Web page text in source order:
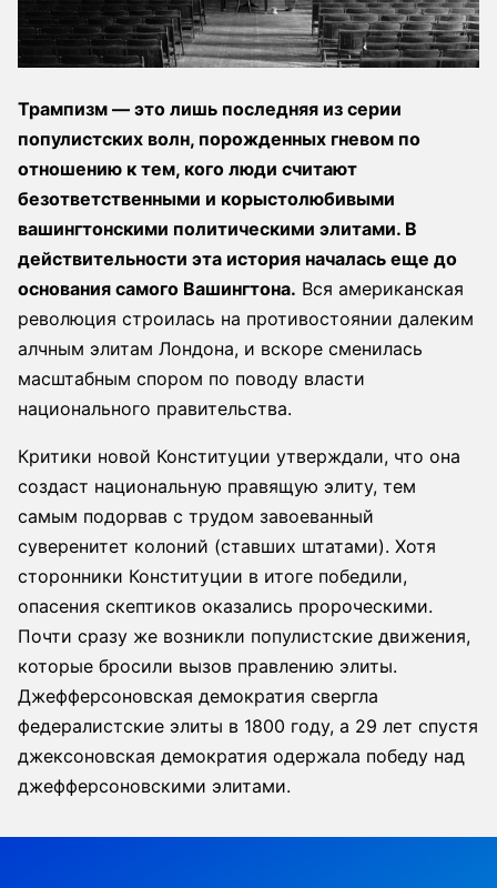
Трампизм — это лишь последняя из серии
популистских волн, порожденных гневом по
отношению к тем, кого люди считают
безответственными и корыстолюбивыми
вашингтонскими политическими элитами. В
действительности эта история началась еще до
основания самого Вашингтона. Вся американская
революция строилась на противостоянии далеким
алчным элитам Лондона, и вскоре сменилась
масштабным спором по поводу власти
национального правительства.
Критики новой Конституции утверждали, что она
создаст национальную правящую элиту, тем
самым подорвав с трудом завоеванный
суверенитет колоний (ставших штатами). Хотя
сторонники Конституции в итоге победили,
опасения скептиков оказались пророческими.
Почти сразу же возникли популистские движения,
которые бросили вызов правлению элиты.
Джефферсоновская демократия свергла
федералистские элиты в 1800 году, а 29 лет спустя
джексоновская демократия одержала победу над
джефферсоновскими элитами.